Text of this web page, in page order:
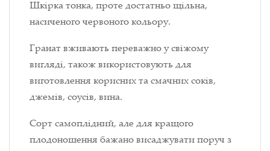
Шкірка тонка, проте достатньо щільна,
насиченого червоного кольору.
Гранат вживають переважно у свіжому
вигляді, також використовують для
виготовлення корисних та смачних соків,
джемів, соусів, вина.
Сорт самоплідний, але для кращого
плодоношення бажано висаджувати поруч з